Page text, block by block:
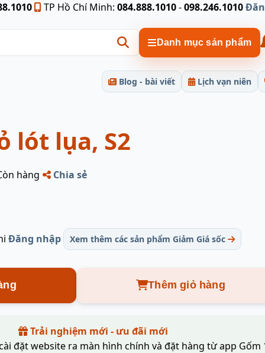
TP Hồ Chí Minh: 084.888.1010-098.246.1010
Danh mục sản phẩm
Lịch vạn niên
Blog - bài viết
lót lụa, S2
hàng Chia sẻ
Đăng nhập Xem thêm các sản phẩm Giảm Giá sốc
Thêm giỏ hàng
Trải nghiệm mới - ưu đãi mới
đặt website ra màn hình chính và đặt hàng từ app Gốm